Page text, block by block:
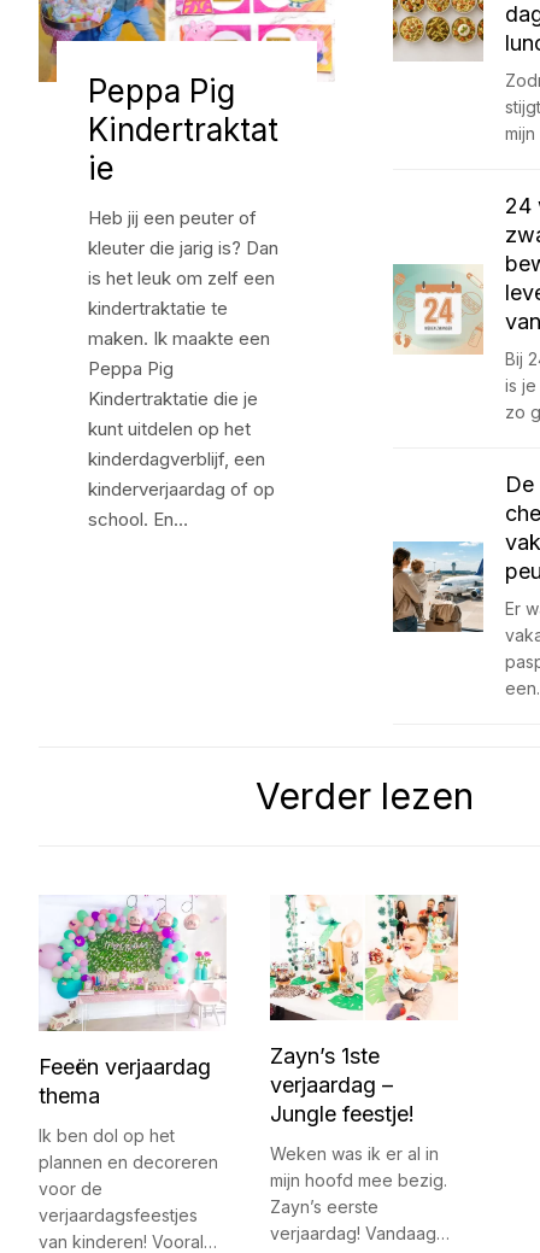
Peppa Pig
Kindertraktat
ie
Heb jij een peuter of
kleuter die jarig is? Dan
is het leuk om zelf een
kindertraktatie te
maken. Ik maakte een
Peppa Pig
Kindertraktatie die je
kunt uitdelen op het
kinderdagverblijf, een
kinderverjaardag of op
school. En…
24
Bij
is
zo
De
Er
Verder lezen
Feeën verjaardag
thema
Ik ben dol op het
plannen en decoreren
voor de
verjaardagsfeestjes
van kinderen! Vooral…
Zayn’s 1ste
verjaardag –
Jungle feestje!
Weken was ik er al in
mijn hoofd mee bezig.
Zayn’s eerste
verjaardag! Vandaag…